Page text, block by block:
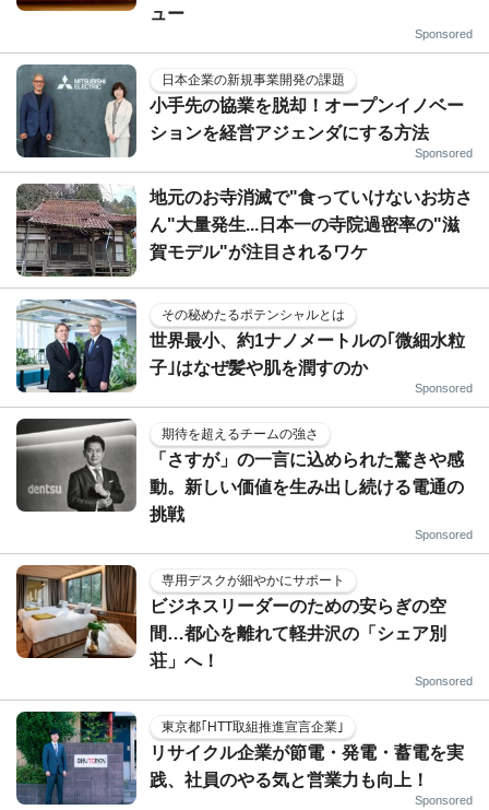
ュー
Sponsored
日本企業の新規事業開発の課題
小手先の協業を脱却！オープンイノベー
ションを経営アジェンダにする方法
Sponsored
地元のお寺消滅で"食っていけないお坊さ
ん"大量発生...日本一の寺院過密率の"滋
賀モデル"が注目されるワケ
その秘めたるポテンシャルとは
世界最小、約1ナノメートルの｢微細水粒
子｣はなぜ髪や肌を潤すのか
Sponsored
期待を超えるチームの強さ
「さすが」の一言に込められた驚きや感
動。新しい価値を生み出し続ける電通の
挑戦
Sponsored
専用デスクが細やかにサポート
ビジネスリーダーのための安らぎの空
間…都心を離れて軽井沢の「シェア別
荘」へ！
Sponsored
東京都｢HTT取組推進宣言企業｣
リサイクル企業が節電・発電・蓄電を実
践、社員のやる気と営業力も向上！
Sponsored